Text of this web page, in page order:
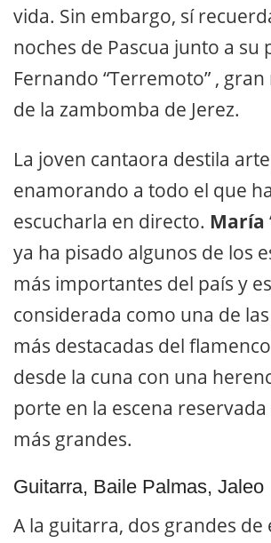
vida. Sin embargo, sí
noches de Pascua junto a su
Fernando “Terremoto” ,
de la zambomba de Jerez.
La joven cantaora destila
enamorando a todo el que
escucharla en directo. María
ya ha pisado algunos de los
más importantes del país y
considerada como una de
más destacadas del
desde la cuna con una
porte en la escena reservada
más grandes.
Guitarra, Baile Palmas, Jaleo
A la guitarra, dos grandes de